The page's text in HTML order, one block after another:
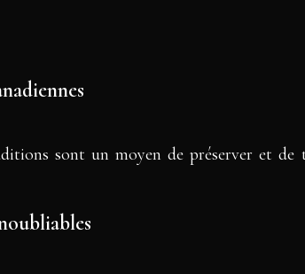
sont un moyen de préserver et